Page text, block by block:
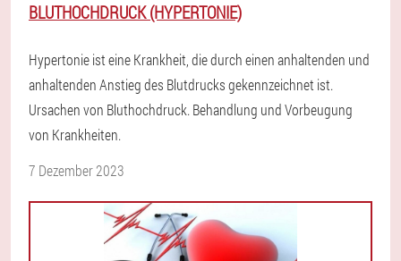
BLUTHOCHDRUCK (HYPERTONIE)
Hypertonie ist eine Krankheit, die durch einen anhaltenden und
anhaltenden Anstieg des Blutdrucks gekennzeichnet ist.
Ursachen von Bluthochdruck. Behandlung und Vorbeugung
von Krankheiten.
7 Dezember 2023